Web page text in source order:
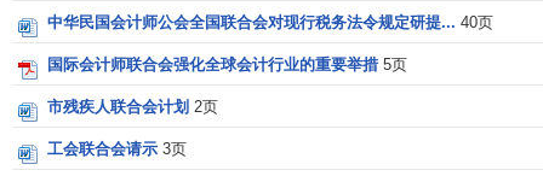
ACCA由理事会负责管理，理事会由来自世界各国的被选举
ACCA会员基础上选举成立的国际大会，负责向理事会提供
建议，并担当起理事会和
纽带。
中华民国会计师公会全国联合会对现行税务法令规定研提... 40页
国际会计师联合会强化全球会计行业的重要举措 5页
市残疾人联合会计划 2页
工会联合会请示 3页